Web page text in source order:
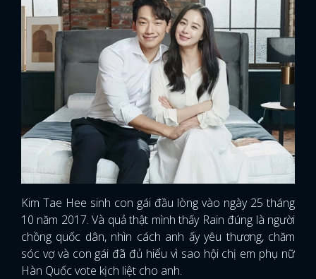
Kim Tae Hee sinh con gái đầu lòng vào ngày 25 tháng
10 năm 2017. Và quả thật mình thấy Rain đúng là người
chồng quốc dân, nhìn cách anh ấy yêu thương, chăm
sóc vợ và con gái đã đủ hiểu vì sao hội chị em phụ nữ
Hàn Quốc vote kịch liệt cho anh.